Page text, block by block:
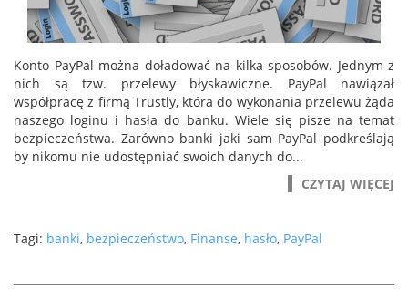
Konto PayPal można doładować na kilka sposobów. Jednym z
nich są tzw. przelewy błyskawiczne. PayPal nawiązał
współpracę z firmą Trustly, która do wykonania przelewu żąda
naszego loginu i hasła do banku. Wiele się pisze na temat
bezpieczeństwa. Zarówno banki jaki sam PayPal podkreślają
by nikomu nie udostępniać swoich danych do...
CZYTAJ WIĘCEJ
Tagi: banki, bezpieczeństwo, Finanse, hasło, PayPal